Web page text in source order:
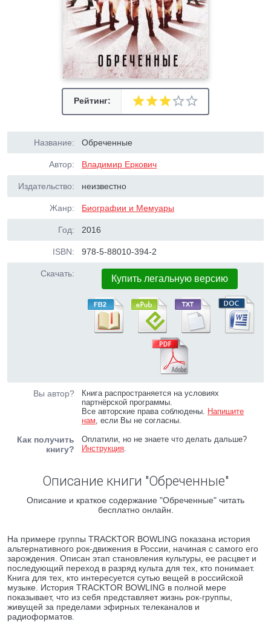
Рейтинг:
Название: Обреченные
Автор: Владимир Еркович
Издательство: неизвестно
Жанр: Биографии и Мемуары
Год: 2016
ISBN: 978-5-88010-394-2
Скачать: Купить легальную версию
Вы автор?
Книга распространяется на условиях
партнёрской программы.
Все авторские права соблюдены. Напишите
нам, если Вы не согласны.
Как получить
книгу?
Оплатили, но не знаете что делать дальше?
Инструкция.
Описание книги "Обреченные"
Описание и краткое содержание "Обреченные" читать
бесплатно онлайн.
На примере группы TRACKTOR BOWLING показана история
альтернативного рок-движения в России, начиная с самого его
зарождения. Описан этап становления культуры, ее расцвет и
последующий переход в разряд культа для тех, кто понимает.
Книга для тех, кто интересуется сутью вещей в российской
музыке. История TRACKTOR BOWLING в полной мере
показывает, что из себя представляет жизнь рок-группы,
живущей за пределами эфирных телеканалов и
радиоформатов.